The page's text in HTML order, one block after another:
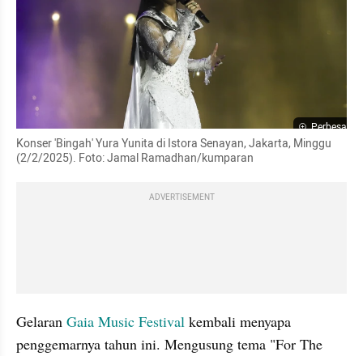
Perbesar
Konser 'Bingah' Yura Yunita di Istora Senayan, Jakarta, Minggu
(2/2/2025). Foto: Jamal Ramadhan/kumparan
ADVERTISEMENT
Gelaran Gaia Music Festival kembali menyapa
penggemarnya tahun ini. Mengusung tema "For The